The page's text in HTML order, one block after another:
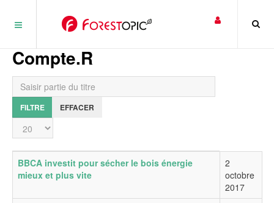
Compte.R
Saisir partie du titre
FILTRE EFFACER
Affichage #
Titre Date de publication
BBCA investit pour sécher le bois énergie
mieux et plus vite
2
octobre
2017